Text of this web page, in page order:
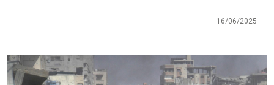
16/06/2025
Imagen